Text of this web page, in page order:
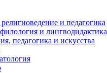
и педагогика
и лингводидактика
педагогика и искусства